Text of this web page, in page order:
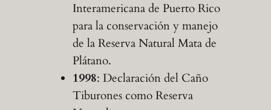
Interamericana de Puerto Rico
para la conservación y manejo
de la Reserva Natural Mata de
Plátano.
1998: Declaración del Caño
Tiburones como Reserva